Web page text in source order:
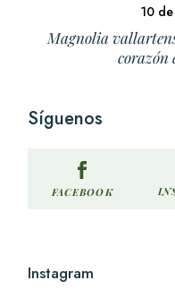
10
Magnolia
corazón
Síguenos
FACEBOOK
Instagram